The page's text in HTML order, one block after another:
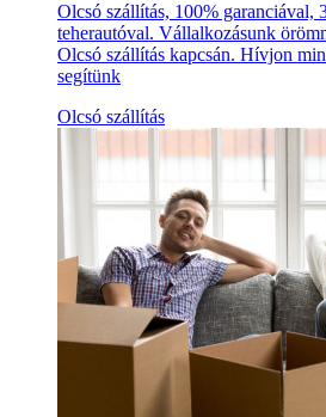
Olcsó szállítás, 100% garanciával,
teherautóval. Vállalkozásunk
Olcsó szállítás kapcsán. Hívjon
segítünk
Olcsó szállítás